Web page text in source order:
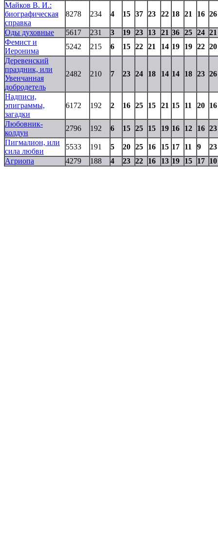
Майков В. И.:
биографическая
справка
8278 234 4 15 37 23 22 18 21 16 26
Оды духовные 5617 231 3 19 23 13 21 36 25 24 21
Фемист и
Иеронима
5242 215 6 15 22 21 14 19 19 22 20
Деревенский
праздник, или
Увенчанная
добродетель
2482 210 7 23 24 18 14 14 18 23 26
Надписи,
эпиграммы,
загадки
6172 192 2 16 25 15 21 15 11 20 16
Любовник-
колдун
2796 192 6 15 25 15 19 16 12 16 23
Пигмалион, или
сила любви
5533 191 5 20 25 16 15 17 11 9
23
Агриопа
4279 188 4 23 22 16 13 19 15 17 10